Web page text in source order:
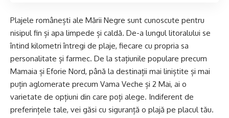
Plajele românești ale Mării Negre sunt cunoscute pentru
nisipul fin și apa limpede și caldă. De-a lungul litoralului se
întind kilometri întregi de plaje, fiecare cu propria sa
personalitate și farmec. De la stațiunile populare precum
Mamaia și Eforie Nord, până la destinații mai liniștite și mai
puțin aglomerate precum Vama Veche și 2 Mai, ai o
varietate de opțiuni din care poți alege. Indiferent de
preferințele tale, vei găsi cu siguranță o plajă pe placul tău.